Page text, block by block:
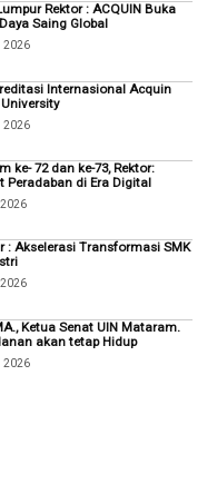
Rektor : ACQUIN Buka
Saing Global
2026
Internasional Acquin
2026
ke- 72 dan ke-73, Rektor:
Peradaban di Era Digital
: Akselerasi Transformasi SMK
Ketua Senat UIN Mataram.
akan tetap Hidup
2026